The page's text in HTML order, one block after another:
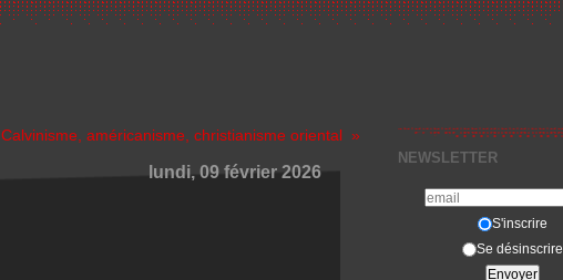
NEWSLETTER
S'inscrire
Se désinscrire
Calvinisme, américanisme, christianisme oriental »
lundi, 09 février 2026